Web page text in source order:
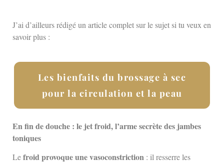
J’ai d’ailleurs rédigé un article complet sur le sujet si tu veux en
savoir plus :
Les bienfaits du brossage à sec
pour la circulation et la peau
En fin de douche : le jet froid, l’arme secrète des jambes
toniques
Lefroid provoque une vasoconstriction : il resserre les